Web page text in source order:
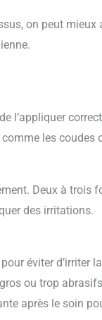
on peut
l’appliquer
les coudes
Deux à
des irritations.
éviter d’irriter
ou trop
après le soin